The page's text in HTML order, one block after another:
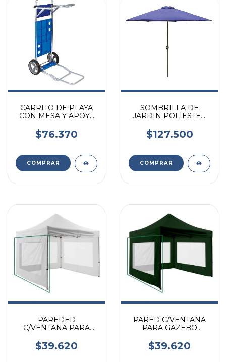
CARRITO DE PLAYA
CON MESA Y APOYA
ALUMINIO MOR
$76.370
SOMBRILLA DE
JARDIN POLIESTER
MANIVELA Y
AIREADOR
$127.500
PAREDED
C/VENTANA PARA
3X3M BLANC 1UND
KUSHIRO
$39.620
PARED C/VENTANA
PARA GAZEBO
1UND KUSHIRO
$39.620